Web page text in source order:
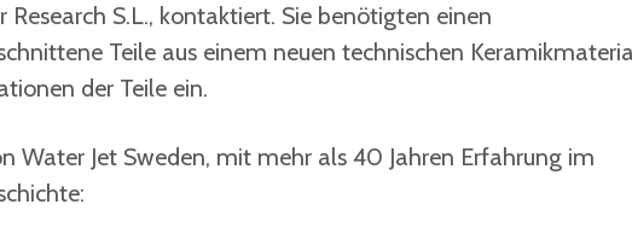
S.L., kontaktiert. Sie benötigten einen
Teile aus einem neuen technischen
der Teile ein.
Water Jet Sweden, mit mehr als 40 Jahren Erfahrung im